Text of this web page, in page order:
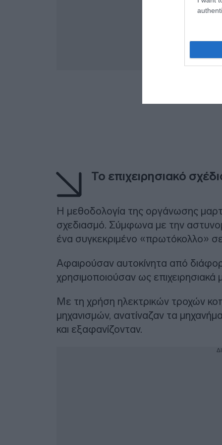
Το επιχειρησιακό
Η μεθοδολογία της οργάνωσης
σχεδιασμό. Σύμφωνα με την
ένα συγκεκριμένο «πρωτόκολλο»
Αφαιρούσαν αυτοκίνητα από
χρησιμοποιούσαν ως
Με τη χρήση ηλεκτρικών τροχών
μηχανισμών, ανατίναζαν τα
και εξαφανίζονταν.